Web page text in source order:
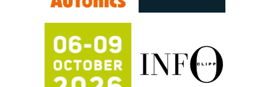
Potpuna efikasnost bez složenih
Trajna oznaka kao dugoročna korist
Bezbednost na prvom mestu!
IB BLUMENAUER - više od 40 godina
poverenja u industriji